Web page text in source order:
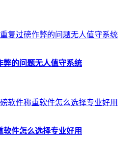
弊的问题无人值守系统
软件怎么选择专业好用